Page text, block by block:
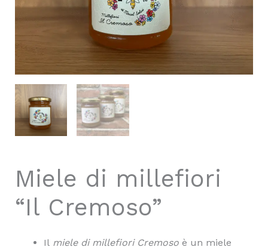
Miele di millefiori
“Il Cremoso”
Ilmiele di millefiori Cremosoè un miele